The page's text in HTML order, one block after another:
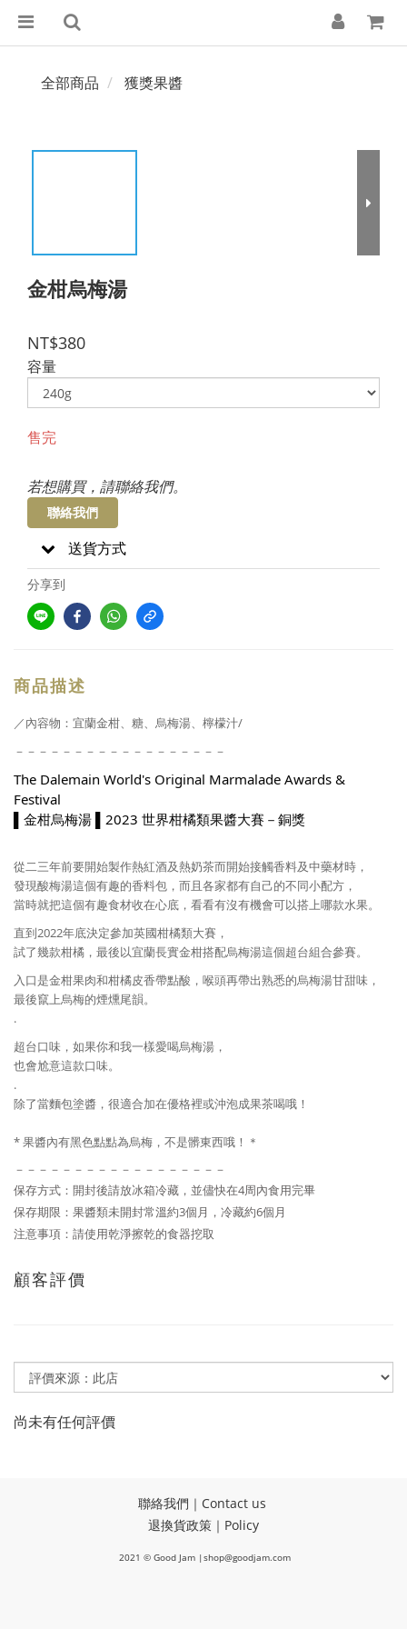
全部商品 獲獎果醬
金柑烏梅湯
NT$380
容量
售完
若想購買，請聯絡我們。
聯絡我們
送貨方式
分享到
商品描述
／內容物：宜蘭金柑、糖、 烏梅湯、 檸檬汁/
－－－－－－－－－－－－－－－－－－
The Dalemain World's Original Marmalade Awards &
Festival
▌金柑烏梅湯 ▌2023 世界柑橘類果醬大賽－銅獎
從二三年前要開始製作熱紅酒及熱奶茶而開始接觸香料及中藥材時，
發現酸梅湯這個有趣的香料包，而且各家都有自己的不同小配方，
當時就把這個有趣食材收在心底，看看有沒有機會可以搭上哪款水果。
直到2022年底決定參加英國柑橘類大賽，
試了幾款柑橘，最後以宜蘭長實金柑搭配烏梅湯這個超台組合參賽。
入口是金柑果肉和柑橘皮香帶點酸，喉頭再帶出熟悉的烏梅湯甘甜味，
最後竄上烏梅的煙燻尾韻。
.
超台口味，如果你和我一樣愛喝烏梅湯，
也會尬意這款口味。
.
除了當麵包塗醬，很適合加在優格裡或沖泡成果茶喝哦！
* 果醬內有黑色點點為烏梅，不是髒東西哦！＊
－－－－－－－－－－－－－－－－－－
保存方式：開封後請放冰箱冷藏，並儘快在4周內食用完畢
保存期限：果醬類未開封常溫約3個月，冷藏約6個月
注意事項：請使用乾淨擦乾的食器挖取
顧客評價
尚未有任何評價
聯絡我們｜Contact us
退換貨政策｜Policy
2021 © Good Jam |shop@goodjam.com